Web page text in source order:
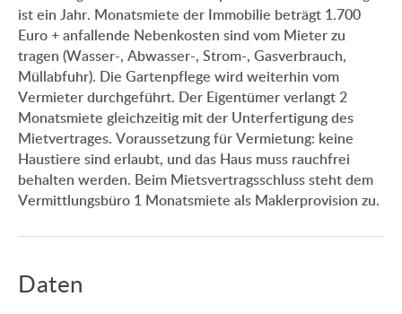
ist ein Jahr. Monatsmiete der Immobilie beträgt 1.700
Euro + anfallende Nebenkosten sind vom Mieter zu
tragen (Wasser-, Abwasser-, Strom-, Gasverbrauch,
Müllabfuhr). Die Gartenpflege wird weiterhin vom
Vermieter durchgeführt. Der Eigentümer verlangt 2
Monatsmiete gleichzeitig mit der Unterfertigung des
Mietvertrages. Voraussetzung für Vermietung: keine
Haustiere sind erlaubt, und das Haus muss rauchfrei
behalten werden. Beim Mietsvertragsschluss steht dem
Vermittlungsbüro 1 Monatsmiete als Maklerprovision zu.
Daten